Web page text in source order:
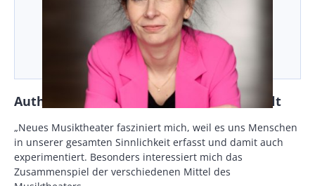
Authentische Schaffenslust, die nachhallt
Vorspann
/
Teaser
„Neues Musiktheater fasziniert mich, weil es uns Menschen
in unserer gesamten Sinnlichkeit erfasst und damit auch
experimentiert. Besonders interessiert mich das
Zusammenspiel der verschiedenen Mittel des